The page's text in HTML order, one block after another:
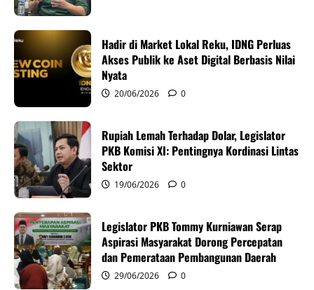
t
i
o
n
Hadir di Market Lokal Reku, IDNG Perluas
Akses Publik ke Aset Digital Berbasis Nilai
Nyata
20/06/2026 0
Rupiah Lemah Terhadap Dolar, Legislator
PKB Komisi XI: Pentingnya Kordinasi Lintas
Sektor
19/06/2026 0
Legislator PKB Tommy Kurniawan Serap
Aspirasi Masyarakat Dorong Percepatan
dan Pemerataan Pembangunan Daerah
29/06/2026 0